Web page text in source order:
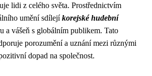
lidi z celého světa. Prostřednictvím
umění sdílejíkorejské hudební
a vášeň s globálním publikem. Tato
porozumění a uznání mezi různými
dopad na společnost.